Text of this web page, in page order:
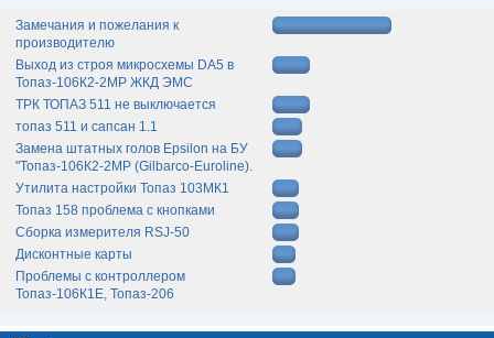
Замечания и пожелания к
производителю
Выход из строя микросхемы DA5 в
Топаз-106К2-2МР ЖКД ЭМС
ТРК ТОПАЗ 511 не выключается
топаз 511 и сапсан 1.1
Замена штатных голов Epsilon на БУ
"Топаз-106К2-2МР (Gilbarco-Euroline).
Утилита настройки Топаз 103МК1
Топаз 158 проблема с кнопками
Сборка измерителя RSJ-50
Дисконтные карты
Проблемы с контроллером
Топаз-106К1Е, Топаз-206